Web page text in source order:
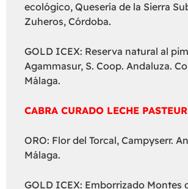
ecológico, Quesería de la Sierra
Zuheros, Córdoba.
GOLD ICEX: Reserva natural al
Agammasur, S. Coop. Andaluza.
Málaga.
CABRA CURADO LECHE
ORO: Flor del Torcal, Campyserr.
Málaga.
GOLD ICEX: Emborrizado Montes